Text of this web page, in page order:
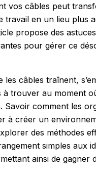
vos câbles peut
travail en un lieu plus
propose des
pour gérer ce
les câbles traînent,
à trouver au moment
Savoir comment les
à créer un
des méthodes
simples aux
ainsi de gagner